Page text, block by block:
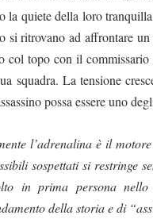
la quiete della loro
si ritrovano ad affrontare
col topo con il
squadra. La tensione
possa essere uno
l’adrenalina è il
sospettati si restringe
in prima persona
della storia e di